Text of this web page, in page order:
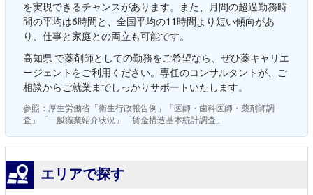
を実現できるチャンスがあります。また、月間の超過勤務時
間の平均は6時間と、全国平均の11時間より短い傾向があ
り、仕事と家庭との両立も可能です。
高知県 で薬剤師としての勤務をご希望なら、ぜひ薬キャリエ
ージェントをご利用ください。専任のコンサルタントが、ご
相談からご就業までしっかりサポートいたします。
参照：厚生労働省「衛生行政報告例」「医師・歯科医師・薬剤師調
査」「一般職業紹介状況」「賃金構造基本統計調査」
エリアで探す